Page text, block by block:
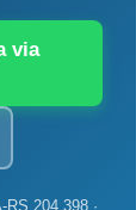
via
RS 204.398 ·